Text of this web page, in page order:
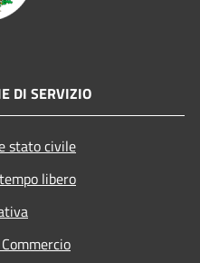
DI SERVIZIO
stato civile
libero